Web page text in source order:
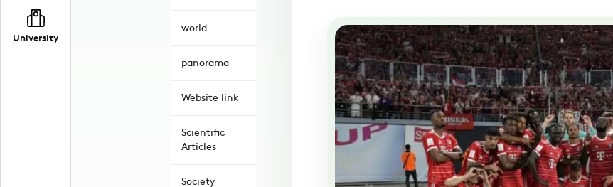
University
world
panorama
Website link
Scientific
Articles
Society